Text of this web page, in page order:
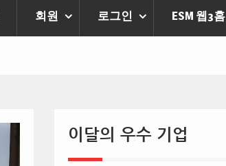
회원 로그인 ESM 웹3홈
이달의 우수 기업